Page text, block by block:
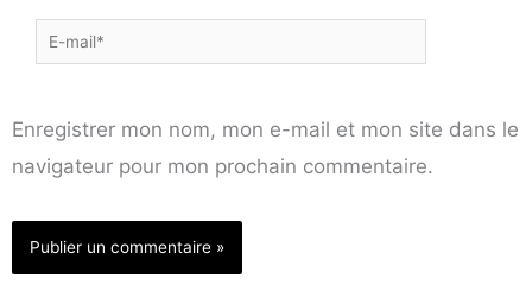
E-
mail*
Enregistrer mon nom, mon e-mail et mon site dans le
navigateur pour mon prochain commentaire.